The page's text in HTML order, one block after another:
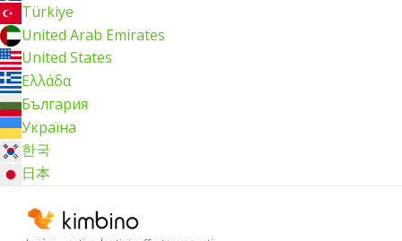
Türkiye
United Arab Emirates
United States
Ελλάδα
България
Україна
한국
日本